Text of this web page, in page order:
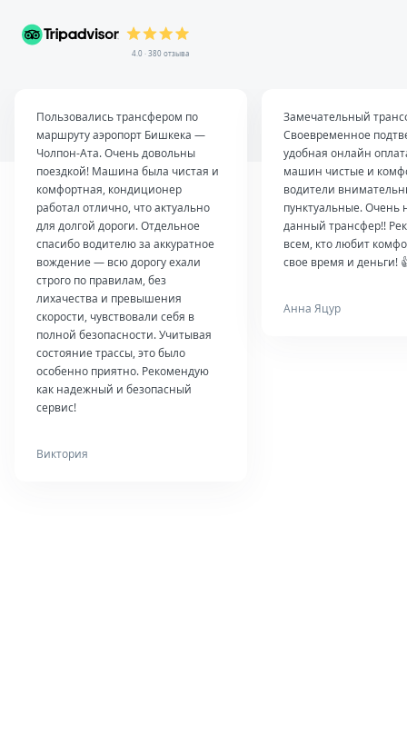
4.0 · 380 отзыва
Пользовались трансфером по
маршруту аэропорт Бишкека —
Чолпон-Ата. Очень довольны
поездкой! Машина была чистая и
комфортная, кондиционер
работал отлично, что актуально
для долгой дороги. Отдельное
спасибо водителю за аккуратное
вождение — всю дорогу ехали
строго по правилам, без
лихачества и превышения
скорости, чувствовали себя в
полной безопасности. Учитывая
состояние трассы, это было
особенно приятно. Рекомендую
как надежный и безопасный
сервис!
Виктория
Замечательный
Своевременное
удобная онлайн
машин чистые и
водители
пунктуальные. Очень
данный трансфер!!
всем, кто любит
свое время и деньги!
Анна Яцур